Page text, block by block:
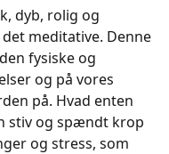
dyb, rolig og
meditative. Denne
fysiske og
og på vores
på. Hvad enten
stiv og spændt krop
og stress, som